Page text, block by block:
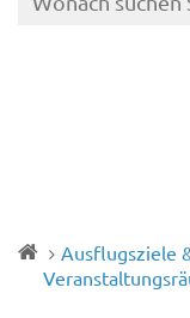
Ausflugsziele